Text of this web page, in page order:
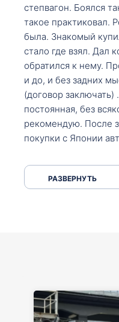
степвагон. Боялся
такое практиковал.
была. Знакомый
стало где взял. Дал
обратился к нему.
и до, и без задних
(договор заключать)
постоянная, без
рекомендую. После
покупки с Японии
что заполнить, куда
приехал за авто.
РАЗВЕРНУТЬ